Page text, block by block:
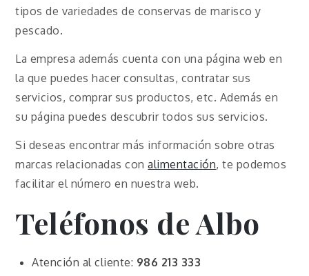
tipos de variedades de conservas de marisco y
pescado.
La empresa además cuenta con una página web en
la que puedes hacer consultas, contratar sus
servicios, comprar sus productos, etc. Además en
su página puedes descubrir todos sus servicios.
Si deseas encontrar más información sobre otras
marcas relacionadas conalimentación, te podemos
facilitar el número en nuestra web.
Teléfonos deAlbo
Atención al cliente: 986 213 333